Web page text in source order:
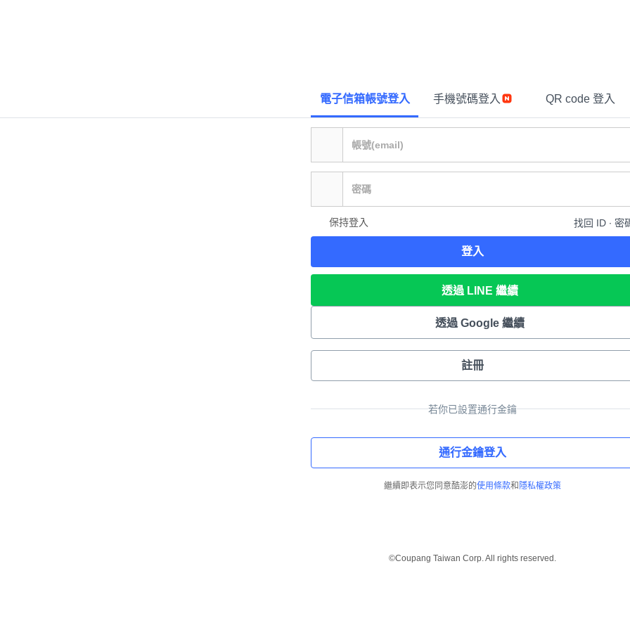
電子信箱帳號登入 手機號碼登入 QR code 登入
保持登入 找回 ID ∙ 密
登入
透過 LINE 繼續
透過 Google 繼續
註冊
若你已設置通行金鑰
通行金鑰登入
繼續即表示您同意酷澎的使用條款和 隱私權政策
©Coupang Taiwan Corp. All rights reserved.